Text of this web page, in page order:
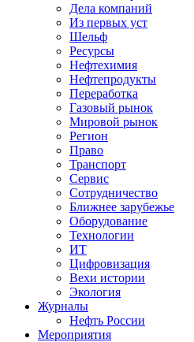
Дела компаний
Из первых уст
Шельф
Ресурсы
Нефтехимия
Нефтепродукты
Переработка
Газовый рынок
Мировой рынок
Регион
Право
Транспорт
Сервис
Сотрудничество
Ближнее зарубежье
Оборудование
Технологии
ИТ
Цифровизация
Вехи истории
Экология
Журналы
Нефть России
Мероприятия